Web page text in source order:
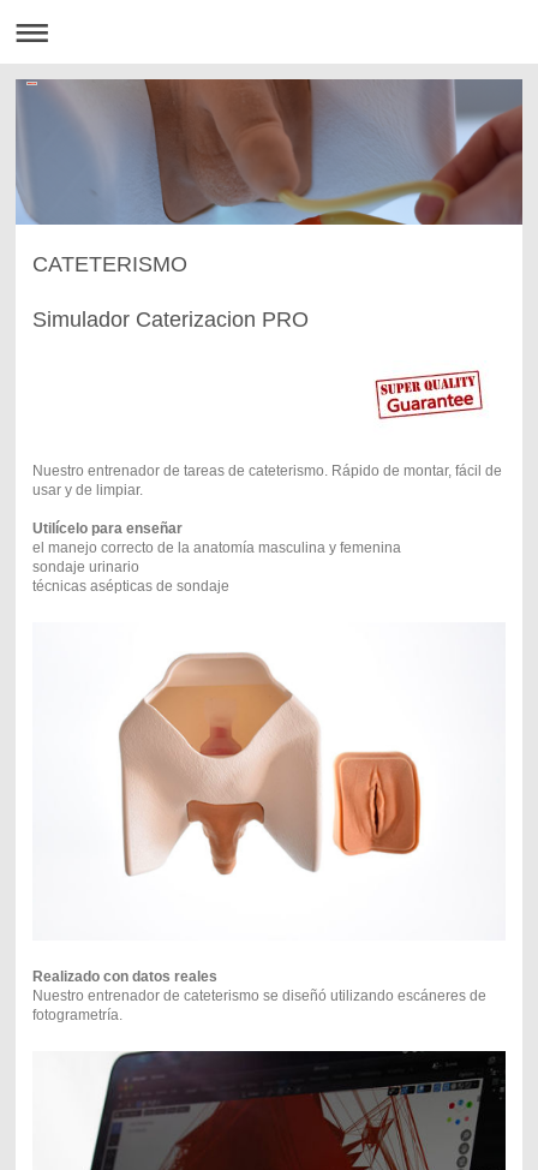
CATETERISMO
Simulador Caterizacion PRO
Nuestro entrenador de tareas de cateterismo. Rápido de montar, fácil de
usar y de limpiar.
Utilícelo para enseñar
el manejo correcto de la anatomía masculina y femenina
sondaje urinario
técnicas asépticas de sondaje
Realizado con datos reales
Nuestro entrenador de cateterismo se diseñó utilizando escáneres de
fotogrametría.